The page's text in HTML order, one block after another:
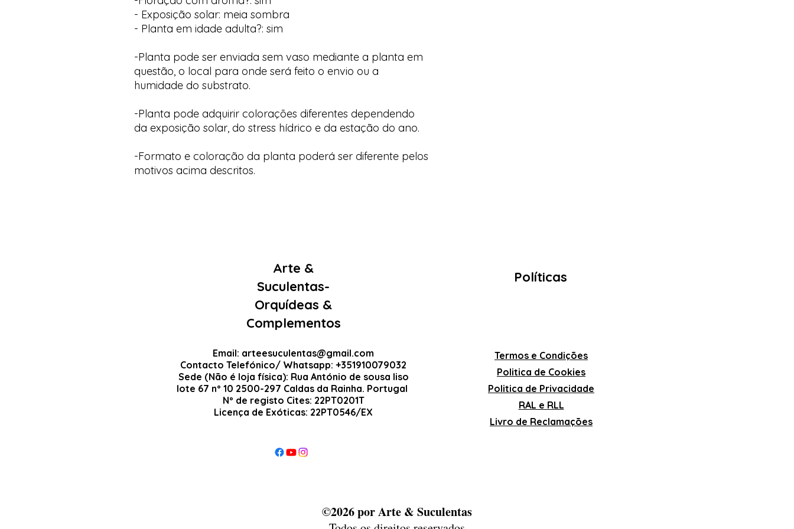
- Exposição solar: meia sombra
- Planta em idade adulta?: sim
-Planta pode ser enviada sem vaso mediante a planta em
questão, o local para onde será feito o envio ou a
humidade do substrato.
-Planta pode adquirir colorações diferentes dependendo
da exposição solar, do stress hídrico e da estação do ano.
-Formato e coloração da planta poderá ser diferente pelos
motivos acima descritos.
Arte &
Suculentas-
Orquídeas &
Complementos
Email: arteesuculentas@gmail.com
Contacto Telefónico/ Whatsapp: +351910079032
Sede (Não é loja física): Rua António de sousa liso
lote 67 nº 10 2500-297 Caldas da Rainha. Portugal
Nº de registo Cites: 22PT0201T
Licença de Exóticas: 22PT0546/EX
Políticas
Termos e Condições
Politica de Cookies
Politica de Privacidade
RAL e RLL
Livro de Reclamações
©2026 por Arte & Suculentas